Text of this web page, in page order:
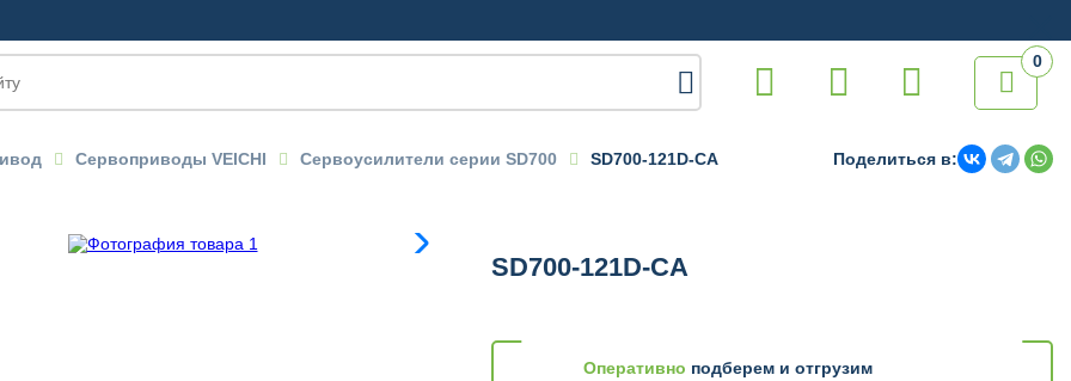

0
Сервоприводы VEICHI Сервоусилители серии SD700 SD700-121D-CA Поделиться в:
SD700-121D-CA
Оперативно подберем и отгрузим